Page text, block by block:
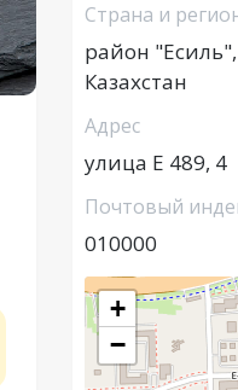
Страна и
район
Казахстан
Адрес
улица Е 489, 4
Почтовый
010000
+
−